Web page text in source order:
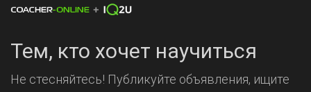
Тем, кто хочет научиться
Не стесняйтесь! Публикуйте объявления, ищите